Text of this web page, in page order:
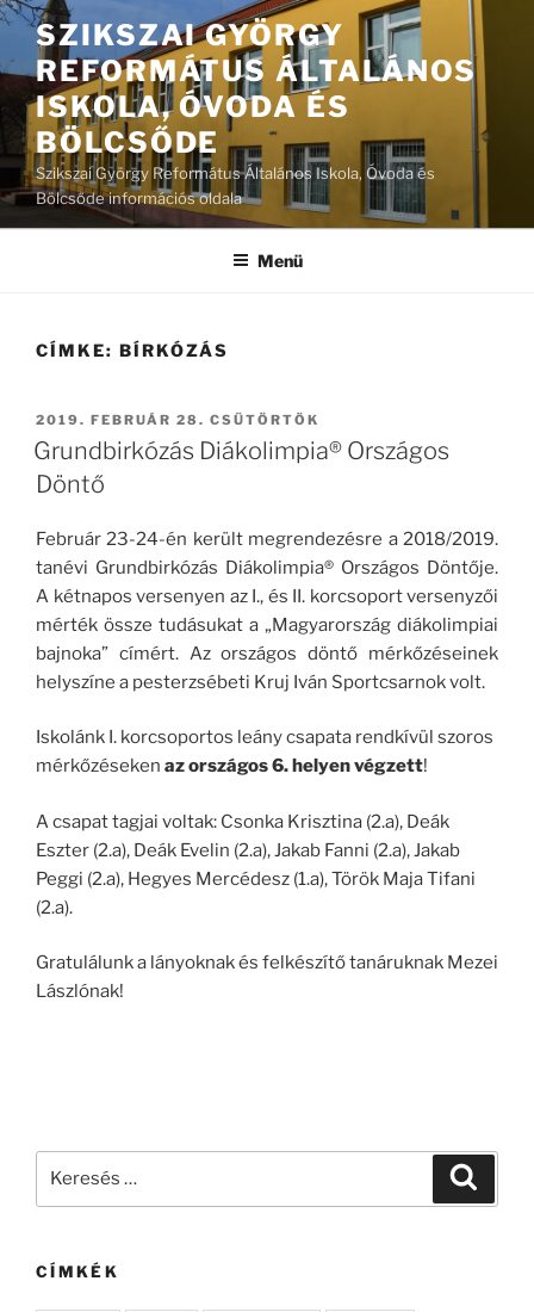
Tartalomhoz
SZIKSZAI GYÖRGY
REFORMÁTUS ÁLTALÁNOS
ISKOLA, ÓVODA ÉS
BÖLCSŐDE
Szikszai György Református Általános Iskola, Óvoda és
Bölcsőde információs oldala
Menü
CÍMKE: BÍRKÓZÁS
BEKÜLDVE:
2019. FEBRUÁR 28. CSÜTÖRTÖK
Grundbirkózás Diákolimpia® Országos
Döntő
Február 23-24-én került megrendezésre a 2018/2019.
tanévi Grundbirkózás Diákolimpia® Országos Döntője.
A kétnapos versenyen az I., és II. korcsoport versenyzői
mérték össze tudásukat a „Magyarország diákolimpiai
bajnoka” címért. Az országos döntő mérkőzéseinek
helyszíne a pesterzsébeti Kruj Iván Sportcsarnok volt.
Iskolánk I. korcsoportos leány csapata rendkívül szoros
mérkőzéseken az országos 6. helyen végzett!
A csapat tagjai voltak: Csonka Krisztina (2.a), Deák
Eszter (2.a), Deák Evelin (2.a), Jakab Fanni (2.a), Jakab
Peggi (2.a), Hegyes Mercédesz (1.a), Török Maja Tifani
(2.a).
Gratulálunk a lányoknak és felkészítő tanáruknak Mezei
Lászlónak!
CÍMKÉK